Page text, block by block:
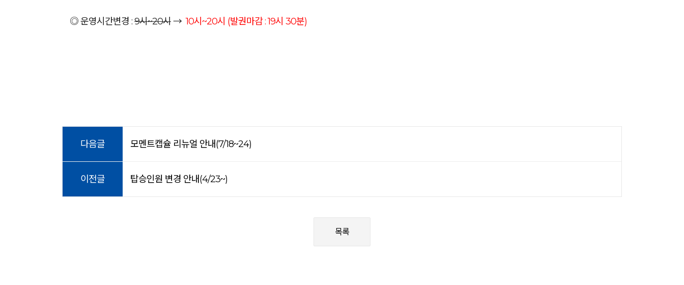
◎ 운영시간변경 :9시~20시→10시~20시 (발권마감 : 19시 30분)
다음글 모멘트캡슐 리뉴얼 안내(7/18~24)
이전글 탑승인원 변경 안내(4/23~)
목록